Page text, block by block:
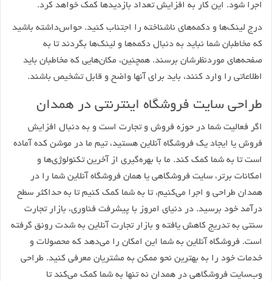
اجرا شود. این کار به افزایش تعداد بازدیدها کمک خواهد کرد.
درج لینک‌ها و دکمه‌های ناشناخته را اجتناب کنید. حواس‌داشته باشید
که مخاطبان شما نباید به دنبال دکمه‌ها و لینک‌ها بگردند تا به
صفحه‌های موردنظرشان برسند. همچنین، مکان‌هایی که مخاطبان باید
اطلاعاتی را وارد کنند، باید برای آنها واضح و قابل تشخیص باشند.
طراحی سایت فروشگاه اینترنتی در همدان
اگر فعالیت شما در حوزه فروش و تجارت است و به دنبال افزایش
فروش یا ایجاد یک فروشگاه آنلاین هستید، تیم ما در موشن کده آماده
است تا به شما کمک کند. ما با بهره‌گیری از آخرین تکنولوژی‌ها و
امکانات برتر، سایت فروشگاهی یا همان فروشگاه آنلاین شما را در
همدان طراحی و اجرا می‌کنیم، تا به شما کمک کنیم تا به حداکثر سطح
درآمد خود برسید. در دنیای امروز با پیشرفت فناوری، بازار تجارت
سنتی به تدریج کاهش یافته و بازار تجارت آنلاین به شدت رونق گرفته
است. فروشگاه آنلاین به شما این امکان را می‌دهد که محصولات و
خدمات خود را به بهترین نحو ممکن به مشتریان معرفی کنید. طراحی
وب‌سایت فروشگاهی در همدان نه تنها به شما کمک می‌کند تا